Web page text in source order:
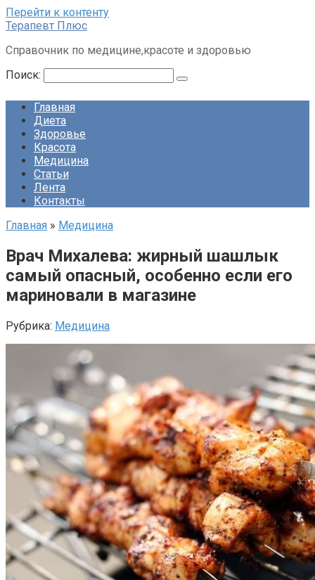
Перейти к контенту
Терапевт Плюс
Справочник по медицине,красоте и здоровью
Поиск:
Главная
Диета
Здоровье
Красота
Медицина
Статьи
Лента
Контакты
Главная » Медицина
Врач Михалева: жирный шашлык
самый опасный, особенно если его
мариновали в магазине
Рубрика: Медицина